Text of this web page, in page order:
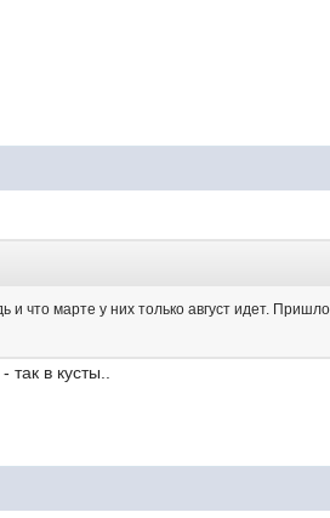
что марте у них только август идет.
в кусты..